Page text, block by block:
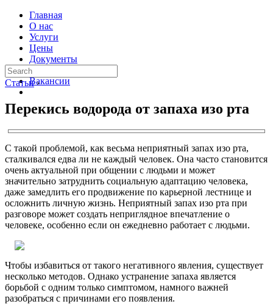
Главная
О нас
Услуги
Цены
Документы
Контакты
Вакансии
Статьи ›
Перекись водорода от запаха изо рта
С такой проблемой, как весьма неприятный запах изо рта,
сталкивался едва ли не каждый человек. Она часто становится
очень актуальной при общении с людьми и может
значительно затруднить социальную адаптацию человека,
даже замедлить его продвижение по карьерной лестнице и
осложнить личную жизнь. Неприятный запах изо рта при
разговоре может создать неприглядное впечатление о
человеке, особенно если он ежедневно работает с людьми.
Чтобы избавиться от такого негативного явления, существует
несколько методов. Однако устранение запаха является
борьбой с одним только симптомом, намного важней
разобраться с причинами его появления.